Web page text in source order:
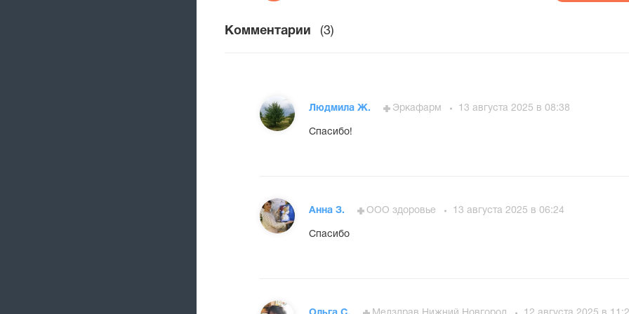
Комментарии (3)
Людмила Ж. Эркафарм 13 августа 2025 в 08:38
Спасибо!
Анна З. ООО здоровье 13 августа 2025 в 06:24
Спасибо